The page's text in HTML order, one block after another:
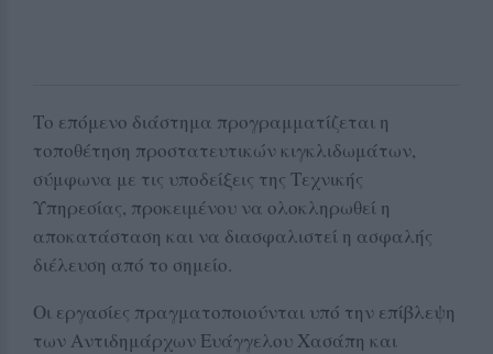
Το επόμενο διάστημα προγραμματίζεται η
τοποθέτηση προστατευτικών κιγκλιδωμάτων,
σύμφωνα με τις υποδείξεις της Τεχνικής
Υπηρεσίας, προκειμένου να ολοκληρωθεί η
αποκατάσταση και να διασφαλιστεί η ασφαλής
διέλευση από το σημείο.
Οι εργασίες πραγματοποιούνται υπό την επίβλεψη
των Αντιδημάρχων Ευάγγελου Χασάπη και